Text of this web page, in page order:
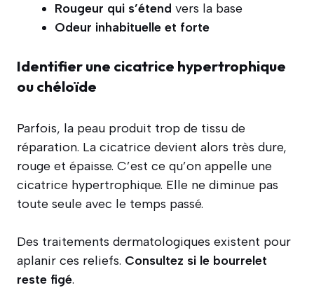
Rougeur qui s’étend vers la base
Odeur inhabituelle et forte
Identifier une cicatrice hypertrophique
ou chéloïde
Parfois, la peau produit trop de tissu de
réparation. La cicatrice devient alors très dure,
rouge et épaisse. C’est ce qu’on appelle une
cicatrice hypertrophique. Elle ne diminue pas
toute seule avec le temps passé.
Des traitements dermatologiques existent pour
aplanir ces reliefs. Consultez si le bourrelet
reste figé.